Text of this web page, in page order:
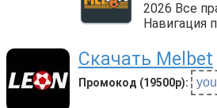
Скачать Melbet
Промокод (19500р):
2026 Все
Навигация